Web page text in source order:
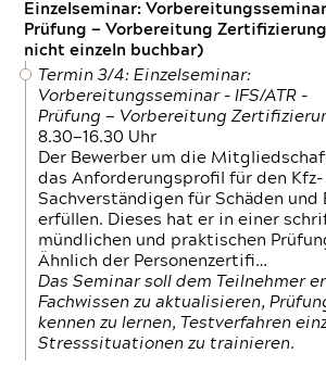
Einzelseminar: Vorbereitungsseminar
Prüfung — Vorbereitung
nicht einzeln buchbar)
Termin 3/4: Einzelseminar:
Vorbereitungsseminar - IFS/ATR -
Prüfung — Vorbereitung
8.30—16.30 Uhr
Der Bewerber um die
das Anforderungsprofil für den Kfz-
Sachverständigen für Schäden und
erfüllen. Dieses hat er in einer
mündlichen und praktischen
Ähnlich der Personenzertifi…
Das Seminar soll dem Teilnehmer
Fachwissen zu aktualisieren,
kennen zu lernen, Testverfahren
Stresssituationen zu trainieren.